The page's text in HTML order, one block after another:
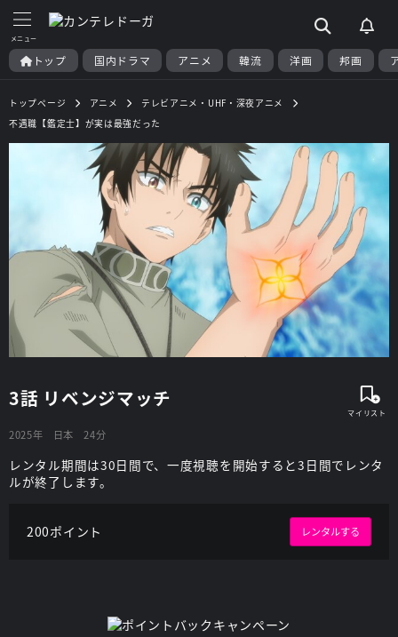
トップ 国内ドラマ アニメ 韓流 洋画 邦画
トップページ アニメ
テレビアニメ・UHF・深夜アニメ
不遇職【鑑定士】が実は最強だった
3話 リベンジマッチ
2025年 日本 24分
レンタル期間は30日間で、一度視聴を開始すると3日間でレンタ
ルが終了します。
200ポイント レンタルする